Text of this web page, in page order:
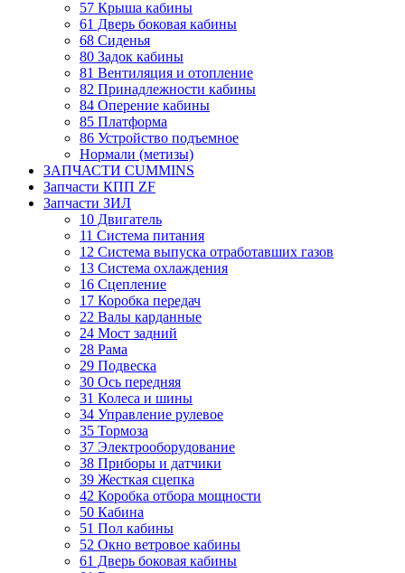
57 Крыша кабины
61 Дверь боковая кабины
68 Сиденья
80 Задок кабины
81 Вентиляция и отопление
82 Принадлежности кабины
84 Оперение кабины
85 Платформа
86 Устройство подъемное
Нормали (метизы)
ЗАПЧАСТИ CUMMINS
Запчасти КПП ZF
Запчасти ЗИЛ
10 Двигатель
11 Система питания
12 Система выпуска отработавших газов
13 Система охлаждения
16 Сцепление
17 Коробка передач
22 Валы карданные
24 Мост задний
28 Рама
29 Подвеска
30 Ось передняя
31 Колеса и шины
34 Управление рулевое
35 Тормоза
37 Электрооборудование
38 Приборы и датчики
39 Жесткая сцепка
42 Коробка отбора мощности
50 Кабина
51 Пол кабины
52 Окно ветровое кабины
61 Дверь боковая кабины